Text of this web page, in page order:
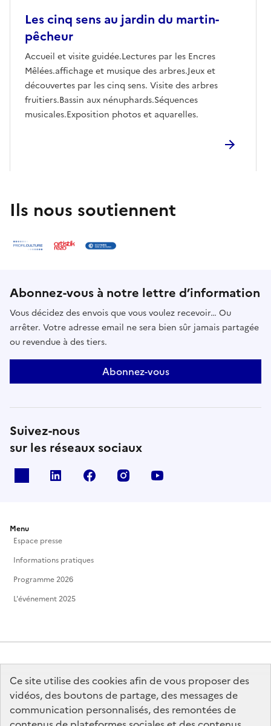
Ce site utilise des cookies afin de vous proposer des
vidéos, des boutons de partage, des messages de
communication personnalisés, des remontées de
Les cinq sens au jardin du martin-
pêcheur
Accueil et visite guidée.Lectures par les Encres
Mêlées.affichage et musique des arbres.Jeux et
découvertes par les cinq sens. Visite des arbres
fruitiers.Bassin aux nénuphards.Séquences
musicales.Exposition photos et aquarelles.
Ils nous soutiennent
Abonnez-vous à notre lettre d’information
Vous décidez des envois que vous voulez recevoir… Ou
arrêter. Votre adresse email ne sera bien sûr jamais partagée
ou revendue à des tiers.
Abonnez-vous
Suivez-nous
sur les réseaux sociaux
Linkedin Facebook Instagram
Menu
Espace presse
Informations pratiques
Programme 2026
L'événement 2025
MINISTÈRE
DE LA CULTURE